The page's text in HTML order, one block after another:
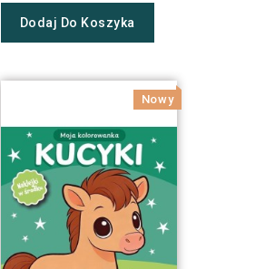
Dodaj Do Koszyka
Nowy